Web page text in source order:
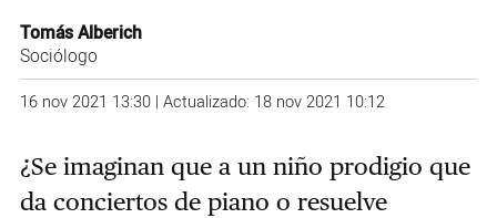
Tomás Alberich
Sociólogo
16 nov 2021 13:30 | Actualizado: 18 nov 2021 10:12
¿Se imaginan que a un niño prodigio que
da conciertos de piano o resuelve